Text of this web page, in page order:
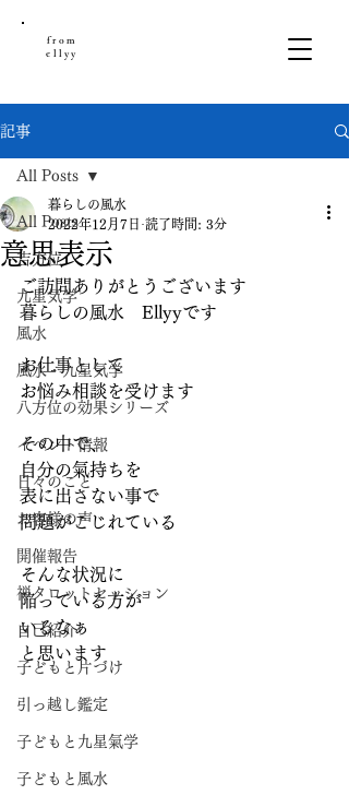
from
ellyy
記事
All Posts
吉方位
九星気学
風水
風水・九星気学
八方位の効果シリーズ
イベント情報
日々のこと
お客様の声
開催報告
禅タロットセッション
自己紹介
子どもと片づけ
引っ越し鑑定
子どもと九星氣学
子どもと風水
All Posts
意思表示
暮らしの風水
2022年12月7日 読了時間: 3分
ご訪問ありがとうございます
暮らしの風水　Ellyyです
お仕事として
お悩み相談を受けます
その中で、
自分の氣持ちを
表に出さない事で
問題がこじれている
そんな状況に
陥っている方が
いるなぁ
と思います